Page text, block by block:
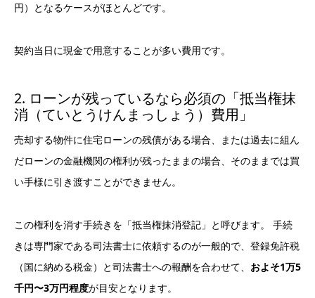
円）となるケースがほとんどです。
契約当日に現金で用意することが多い費用です。
2. ローンが残っているなら必須の「抵当権抹
消（ていとうけんまっしょう）費用」
売却する物件に住宅ローンの残債がある場合、または過去に組ん
だローンの金融機関の権利が残ったままの場合、そのままでは買
い手様に引き渡すことができません。
この権利を消す手続きを「抵当権抹消登記」と呼びます。 手続
きは専門家である司法書士に依頼するのが一般的で、登録免許税
（国に納める税金）と司法書士への報酬を合わせて、 およそ1万5
千円〜3万円程度が目安となります。